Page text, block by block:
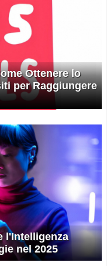
Ottenere lo
per Raggiungere
l'Intelligenza
nel 2025